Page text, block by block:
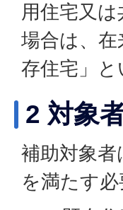
用住宅又
場合は、
存住宅」と
2 対象
補助対象
を満たす必